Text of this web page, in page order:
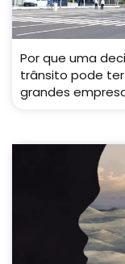
Por que uma
trânsito pode
grandes